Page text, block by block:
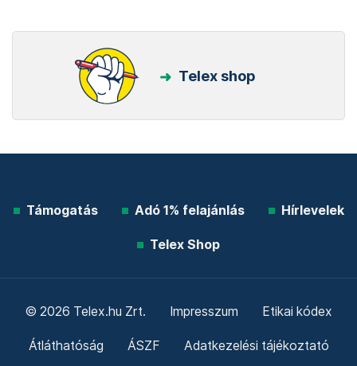
Telex shop
Támogatás Adó 1% felajánlás Hírlevelek
Telex Shop
© 2026 Telex.hu Zrt. Impresszum Etikai kódex
Átláthatóság ÁSZF Adatkezelési tájékoztató